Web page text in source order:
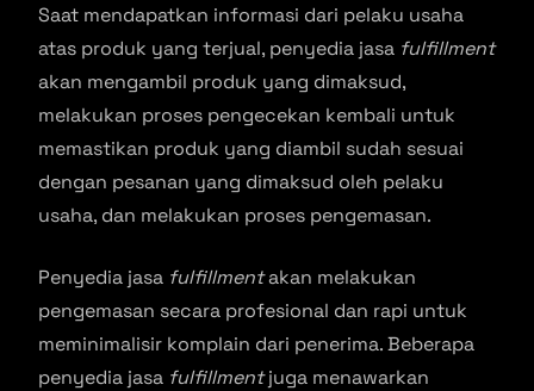
Saat mendapatkan informasi dari pelaku usaha
atas produk yang terjual, penyedia jasa fulfillment
akan mengambil produk yang dimaksud,
melakukan proses pengecekan kembali untuk
memastikan produk yang diambil sudah sesuai
dengan pesanan yang dimaksud oleh pelaku
usaha, dan melakukan proses pengemasan.
Penyedia jasa fulfillmentakan melakukan
pengemasan secara profesional dan rapi untuk
meminimalisir komplain dari penerima. Beberapa
penyedia jasa fulfillmentjuga menawarkan